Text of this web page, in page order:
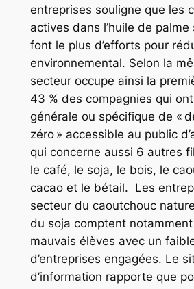
entreprises souligne que les
actives dans l’huile de
font le plus d’efforts pour
environnemental. Selon la
secteur occupe ainsi la
43 % des compagnies qui
générale ou spécifique de «
zéro » accessible au public
qui concerne aussi 6 autres
le café, le soja, le bois, le
cacao et le bétail. Les
secteur du caoutchouc
du soja comptent
mauvais élèves avec un
d’entreprises engagées. Le
d’information rapporte que